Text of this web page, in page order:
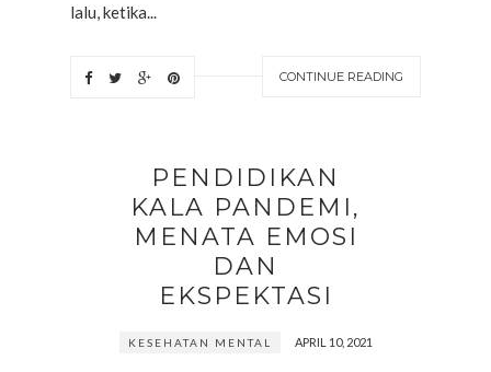
lalu, ketika...
CONTINUE READING
PENDIDIKAN
KALA PANDEMI,
MENATA EMOSI
DAN
EKSPEKTASI
KESEHATAN MENTAL APRIL 10, 2021